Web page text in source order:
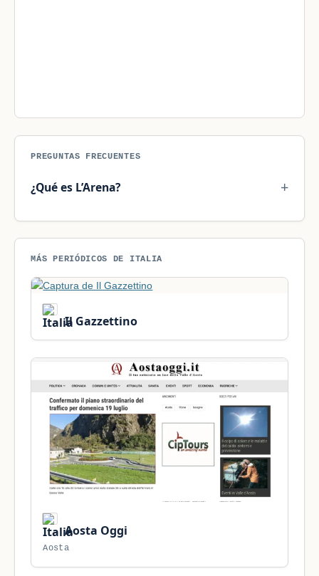
PREGUNTAS FRECUENTES
¿Qué es L’Arena?
MÁS PERIÓDICOS DE ITALIA
Il Gazzettino
Aosta Oggi
Aosta